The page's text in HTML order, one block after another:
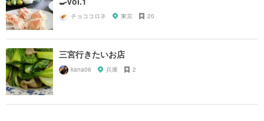
チョココロネ 東京 20
三宮行きたいお店
kana06 兵庫 2